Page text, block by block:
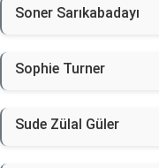
Soner Sarıkabadayı
Sophie Turner
Sude Zülal Güler